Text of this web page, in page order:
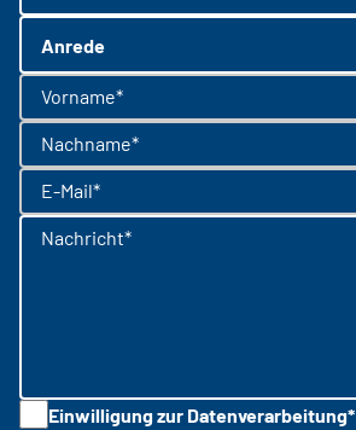
Anrede
Vorname*
Nachname*
E-Mail*
Nachricht*
Einwilligung zur Datenverarbeitung*